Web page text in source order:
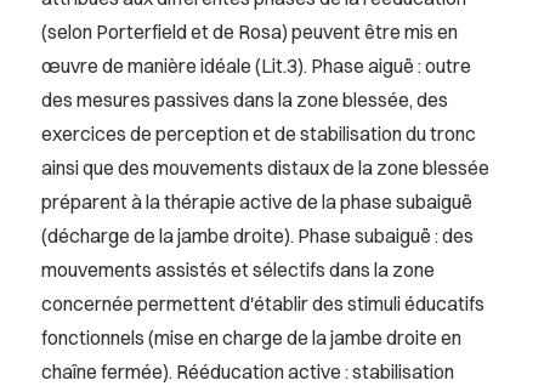
(selon Porterfield et de Rosa) peuvent être mis en
œuvre de manière idéale (Lit.3). Phase aiguë : outre
des mesures passives dans la zone blessée, des
exercices de perception et de stabilisation du tronc
ainsi que des mouvements distaux de la zone blessée
préparent à la thérapie active de la phase subaiguë
(décharge de la jambe droite). Phase subaiguë : des
mouvements assistés et sélectifs dans la zone
concernée permettent d'établir des stimuli éducatifs
fonctionnels (mise en charge de la jambe droite en
chaîne fermée). Rééducation active : stabilisation